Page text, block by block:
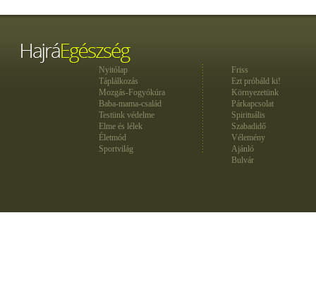
Nyitólap
Táplálkozás
Mozgás-Fogyókúra
Baba-mama-család
Testünk védelme
Elme és lélek
Életmód
Sportvilág
Friss
Ezt próbáld ki!
Környezetünk
Párkapcsolat
Spirituális
Szabadidő
Vélemény
Ajánló
Bulvár